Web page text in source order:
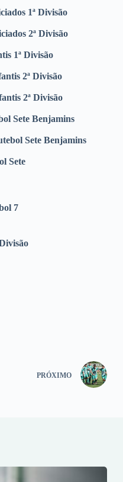
1ª Divisão
2ª Divisão
1ª Divisão
2ª Divisão
2ª Divisão
Sete Benjamins
Sete Benjamins
Sete
7
PRÓXIMO